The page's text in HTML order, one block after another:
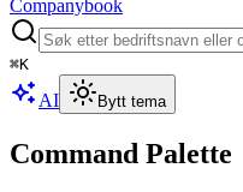
Companybook
⌘K
AI Bytt tema
Command Palette